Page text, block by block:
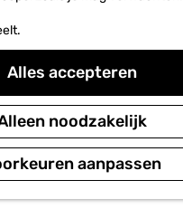
Alles accepteren
noodzakelijk
aanpassen